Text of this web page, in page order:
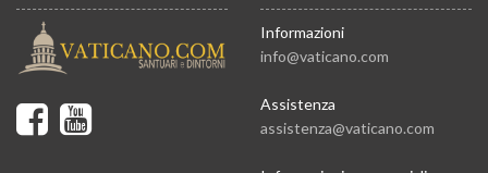
Informazioni
info@vaticano.com
Assistenza
assistenza@vaticano.com